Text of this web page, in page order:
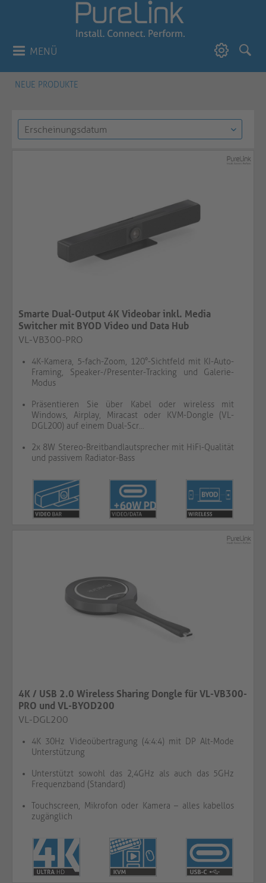
MENÜ
NEUE PRODUKTE
Smarte Dual-Output 4K Videobar inkl. Media
Switcher mit BYOD Video und Data Hub
VL-VB300-PRO
4K-Kamera, 5-fach-Zoom, 120°-Sichtfeld mit KI-Auto-
Framing, Speaker-/Presenter-Tracking und Galerie-
Modus
Präsentieren Sie über Kabel oder wireless mit
Windows, Airplay, Miracast oder KVM-Dongle (VL-
DGL200) auf einem Dual-Scr...
2x 8W Stereo-Breitbandlautsprecher mit HiFi-Qualität
und passivem Radiator-Bass
4K / USB 2.0 Wireless Sharing Dongle für VL-VB300-
PRO und VL-BYOD200
VL-DGL200
4K 30Hz Videoübertragung (4:4:4) mit DP Alt-Mode
Unterstützung
Unterstützt sowohl das 2,4GHz als auch das 5GHz
Frequenzband (Standard)
Touchscreen, Mikrofon oder Kamera – alles kabellos
zugänglich